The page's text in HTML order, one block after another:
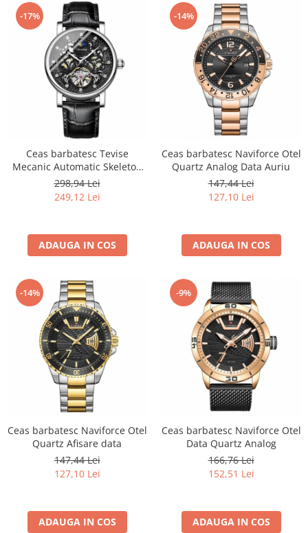
-17%
Ceas barbatesc Tevise
Mecanic Automatic Skeleton
Curea piele Negru
298,94 Lei
249,12 Lei
ADAUGA IN COS
-14%
Ceas barbatesc Naviforce Otel
Quartz Analog Data Auriu
147,44 Lei
127,10 Lei
ADAUGA IN COS
-14%
Ceas barbatesc Naviforce Otel
Quartz Afisare data
147,44 Lei
127,10 Lei
ADAUGA IN COS
-9%
Ceas barbatesc Naviforce Otel
Data Quartz Analog
166,76 Lei
152,51 Lei
ADAUGA IN COS